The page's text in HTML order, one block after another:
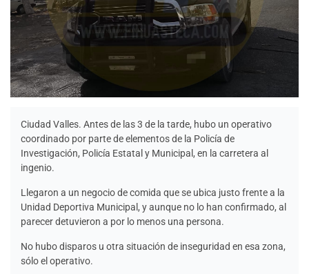
Ciudad Valles. Antes de las 3 de la tarde, hubo un operativo
coordinado por parte de elementos de la Policía de
Investigación, Policía Estatal y Municipal, en la carretera al
ingenio.
Llegaron a un negocio de comida que se ubica justo frente a la
Unidad Deportiva Municipal, y aunque no lo han confirmado, al
parecer detuvieron a por lo menos una persona.
No hubo disparos u otra situación de inseguridad en esa zona,
sólo el operativo.